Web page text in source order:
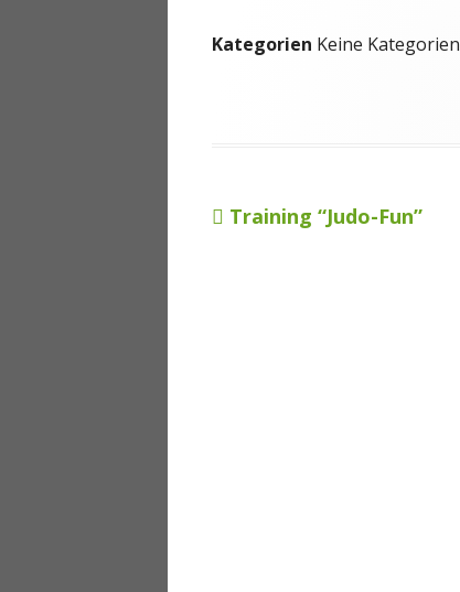
Kategorien Keine Kategorien
Beitragsnavigation
Vorheriger
Training “Judo-Fun”